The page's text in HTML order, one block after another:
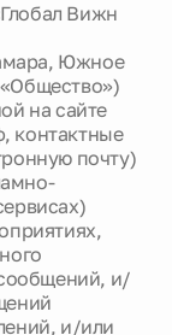
Вижн
Южное
на сайте
, контактные
почту)
и/
и/или